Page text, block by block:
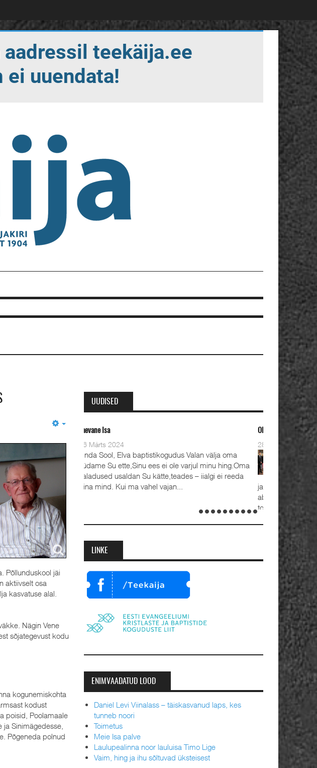
Empty
Põllunduskool jäi
aktiivselt osa
kasvatuse alal.
Nägin Vene
sõjategevust kodu
kogunemiskohta
kodust
poisid, Poolamaale
Sinimägedesse,
Põgeneda polnud
UUDISED
Oleviste kahe pastori ordineerimine
28 Detsember 2023
Detsember 2023 Kaks aastat tagasi, 1.
advendipühapäeval seati Oleviste
koguduses pastoriteks Teet Uuemõis (56)
ja Rait Tõnnori (35), kelle kõrval seisavad ustavad
toimus samuti 1. advendil, 3. detsembril 2023.
LINKE
ENIMVAADATUD LOOD
Daniel Levi Viinalass – täiskasvanud laps, kes
tunneb noori
Toimetus